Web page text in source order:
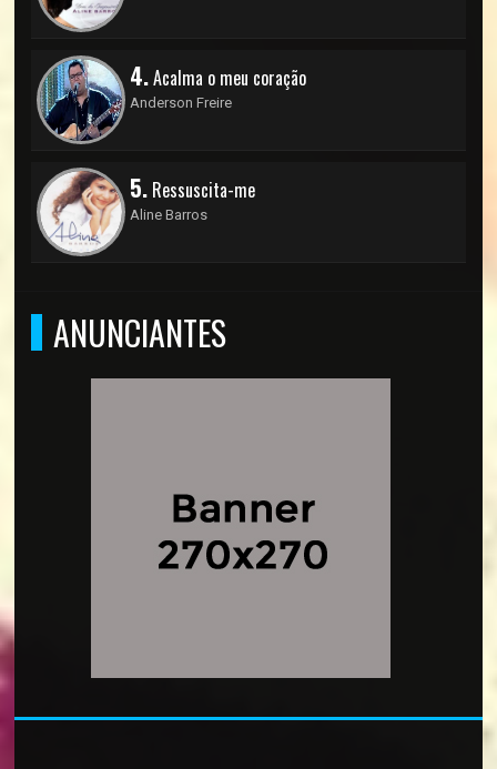
4.Acalma o meu coração
Anderson Freire
5. Ressuscita-me
Aline Barros
ANUNCIANTES